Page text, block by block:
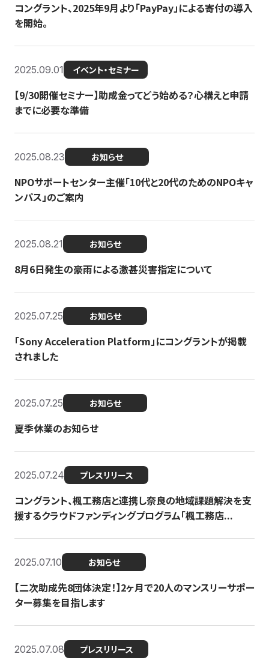
コングラント、2025年9月より「PayPay」による寄付の導入
を開始。
2025.09.01 イベント・セミナー
【9/30開催セミナー】助成金ってどう始める？心構えと申請
までに必要な準備
2025.08.23 お知らせ
NPOサポートセンター主催「10代と20代のためのNPOキャ
ンパス」のご案内
2025.08.21 お知らせ
8月6日発生の豪雨による激甚災害指定について
2025.07.25 お知らせ
「Sony Acceleration Platform」にコングラントが掲載
されました
2025.07.25 お知らせ
夏季休業のお知らせ
2025.07.24 プレスリリース
コングラント、楓工務店と連携し奈良の地域課題解決を支
援するクラウドファンディングプログラム「楓工務店...
2025.07.10 お知らせ
【二次助成先8団体決定！】2ヶ月で20人のマンスリーサポー
ター募集を目指します
2025.07.08 プレスリリース